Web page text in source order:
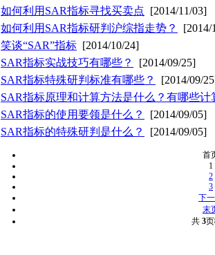
如何利用SAR指标寻找买卖点 [2014/11/03]
如何利用SAR指标研判沪综指走势？
[2014/
笑谈“SAR”指标 [2014/10/24]
SAR指标实战技巧有哪些？
[2014/09/25]
SAR指标特殊研判标准有哪些？
[2014/09/
SAR指标原理和计算方法是什么？有哪些计
SAR指标的使用要领是什么？
[2014/09/05]
SAR指标的特殊研判是什么？ [2014/09/05]
首
1
2
3
下
末
共 3页